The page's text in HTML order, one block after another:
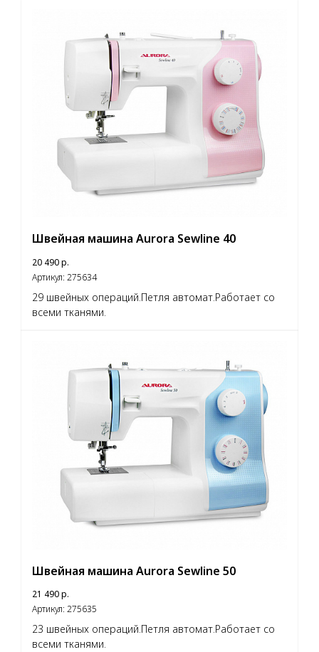
Швейная машина Aurora Sewline 40
20 490р.
Артикул: 275634
29 швейных операций.Петля автомат.Работает со
всеми тканями.
Швейная машина Aurora Sewline 50
21 490р.
Артикул: 275635
23 швейных операций.Петля автомат.Работает со
всеми тканями.